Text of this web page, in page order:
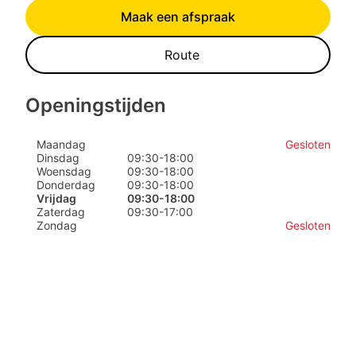
Maak een afspraak
Route
Openingstijden
Maandag
Gesloten
Dinsdag
09:30-18:00
Woensdag
09:30-18:00
Donderdag
09:30-18:00
Vrijdag
09:30-18:00
Zaterdag
09:30-17:00
Zondag
Gesloten